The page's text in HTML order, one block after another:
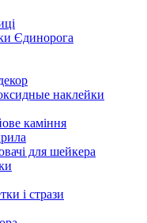
Єдинорога
наклейки
каміння
для шейкера
і стрази